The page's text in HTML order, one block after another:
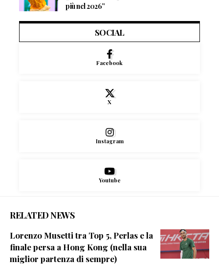
più nel 2026”
SOCIAL
Facebook
X
Instagram
Youtube
RELATED NEWS
Lorenzo Musetti tra Top 5, Perlas e la
finale persa a Hong Kong (nella sua
miglior partenza di sempre)